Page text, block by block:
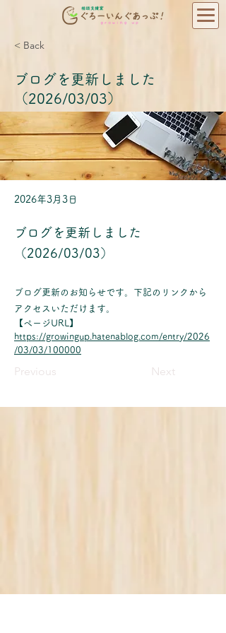
< Back
ブログを更新しました
（2026/03/03）
2026年3月3日
ブログを更新しました
（2026/03/03）
ブログ更新のお知らせです。下記のリンクから
アクセスいただけます。
【ページURL】
https://growingup.hatenablog.com/entry/2026
/03/03/100000
Previous Next